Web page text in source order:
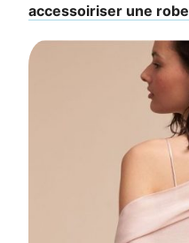
accessoiriser une robe